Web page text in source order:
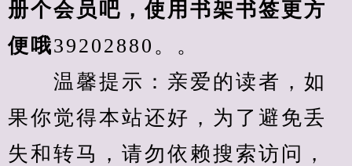
册个会员吧，使用书架书签更方
便哦39202880。。
温馨提示：亲爱的读者，如
果你觉得本站还好，为了避免丢
失和转马，请勿依赖搜索访问，